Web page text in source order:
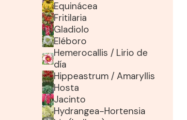
Equinácea
Fritilaria
Gladiolo
Eléboro
Hemerocallis / Lirio de
día
Hippeastrum / Amaryllis
Hosta
Jacinto
Hydrangea-Hortensia